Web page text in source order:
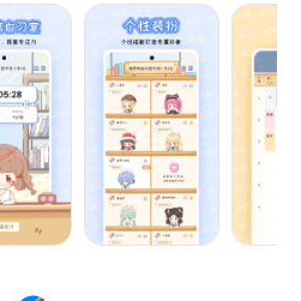
个好习惯，每天提醒你按时
你对习惯了如指掌。
习”，模拟现实中图书馆自习
段选择自习区，每天花一些时
吧！
我们的小奖励，经过长时间
所改变！